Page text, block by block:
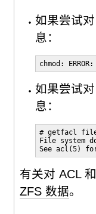
如果尝试
息：
chmod:
如果尝试
息：
# getfacl
File system
See acl(5)
有关对 ACL
ZFS 数据。